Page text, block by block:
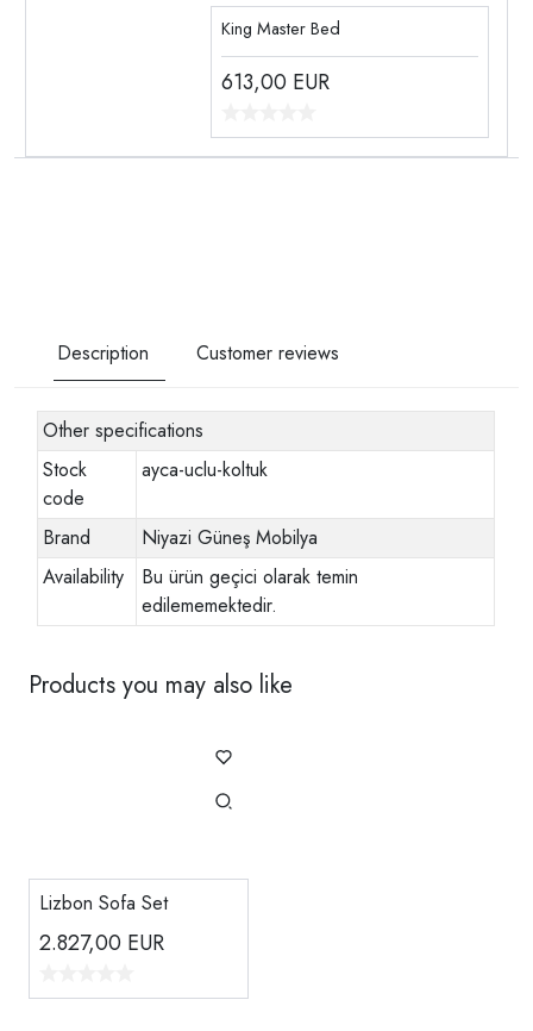
King Master Bed
613,00 EUR
Description Customer reviews
Other specifications
Stock
code
ayca-uclu-koltuk
Brand
Niyazi Güneş Mobilya
Availability
Bu ürün geçici olarak temin
edilememektedir.
Products you may also like
Lizbon Sofa Set
2.827,00 EUR